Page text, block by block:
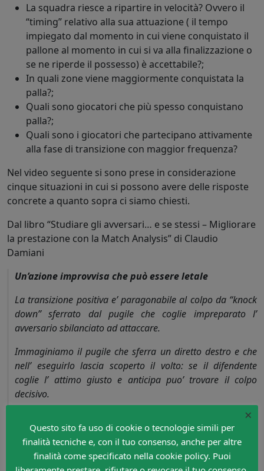
La squadra riesce a ripartire in velocità? Ovvero il
“timing” relativo alla sua attuazione ( il tempo
impiegato dal momento in cui viene conquistato il
pallone al momento in cui si va alla finalizzazione o
se ne riperde il possesso) è accettabile?;
In quali zone viene maggiormente conquistata la
palla?;
Quali sono giocatori che più spesso conquistano
palla?;
Quali sono i giocatori che partecipano attivamente
alla fase di transizione con maggior frequenza?
Nel video seguente si sono prese in considerazione
cinque situazioni in cui si possono avere delle risposte
concrete a quanto sopra ci siamo chiesti.
Dal libro “Studiare gli avversari… e se stessi – Migliorare
la prestazione con la Match Analysis” di Claudio
Damiani
Un’azione improvvisa che può essere letale
La transizione positiva e’ paragonabile al colpo da “knock
down” sferrato dal pugile che coglie impreparato l’
avversario sbilanciato ad attaccare.
Immaginiamo il pugile che sferra un diretto destro e che
nell’ eseguirlo lascia scoperto il volto: se il difendente
coglie l’ attimo giusto e anticipa puo’ trovare il colpo
decisivo.
Quindi, elementi fondamentali per una transizione efficace
sono: la distrazione di chi offende; la capacita’ di prevedere
e anticipare il movimento avversario; la scelta del tempo
nell’ anticipo; lavelocita’ nell’ eseguire il colpo risolutivo; la
×
Questo sito fa uso di cookie o tecnologie simili per
finalità tecniche e, con il tuo consenso, anche per altre
finalità come specificato nella cookie policy. Puoi